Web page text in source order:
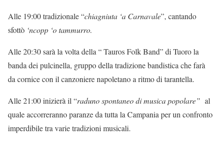
Alle 19:00 tradizionale “chiagniuta ‘a Carnavale”, cantando
sfottò ‘ncopp ‘o tammurro.
Alle 20:30 sarà la volta della “ Tauros Folk Band” di Tuoro la
banda dei pulcinella, gruppo della tradizione bandistica che farà
da cornice con il canzoniere napoletano a ritmo di tarantella.
Alle 21:00 inizierà il “raduno spontaneo di musica popolare” al
quale accorreranno paranze da tutta la Campania per un confronto
imperdibile tra varie tradizioni musicali.